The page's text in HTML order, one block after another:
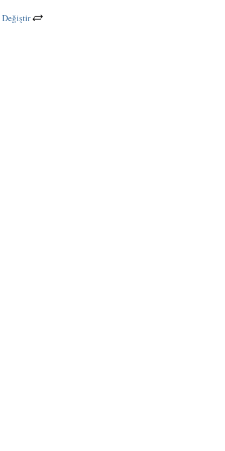
Değiştir